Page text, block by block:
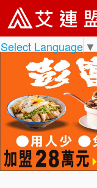
Select Language ▼